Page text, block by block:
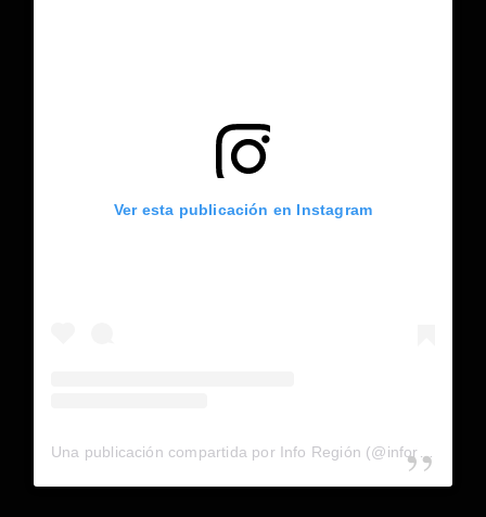
Ver esta publicación en Instagram